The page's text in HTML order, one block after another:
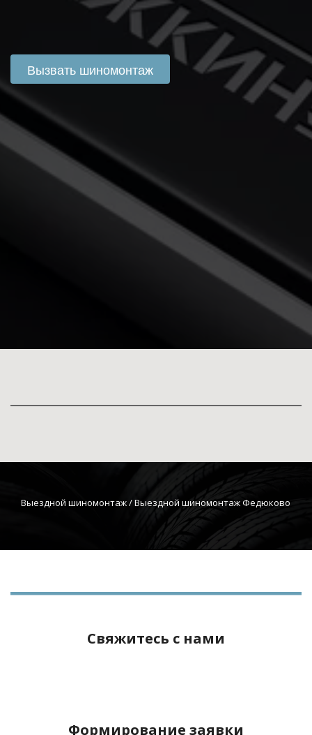
Вызвать шиномонтаж
Выездной шиномонтаж / Выездной шиномонтаж Федюково
Свяжитесь с нами
Формирование заявки